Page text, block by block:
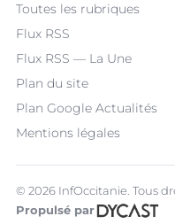
Toutes les rubriques
Flux RSS
Flux RSS — La Une
Plan du site
Plan Google Actualités
Mentions légales
© 2026 InfOccitanie. Tous
Propulsé par